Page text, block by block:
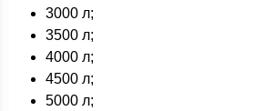
3000 л;
3500 л;
4000 л;
4500 л;
5000 л;